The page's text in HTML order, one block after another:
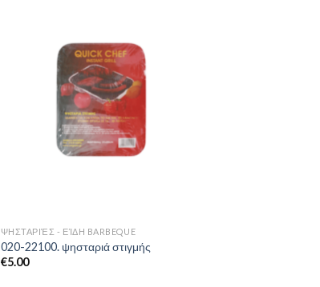
ΨΗΣΤΑΡΙΈΣ - ΕΊΔΗ BARBEQUE
020-22100. ψησταριά στιγμής
€5.00